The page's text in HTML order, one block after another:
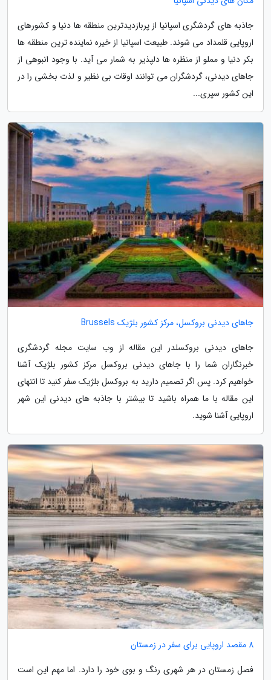
جاذبه های گردشگری اسپانیا از پربازدیدترین منطقه ها دنیا و کشورهای
اروپایی قلمداد می شوند. طبیعت اسپانیا از خیره نماینده ترین منطقه ها
بکر دنیا و مملو از منظره ها دلپذیر به شمار می آید. با وجود انبوهی از
جاهای دیدنی، گردشگران می توانند اوقات بی نظیر و لذت بخشی را در
این کشور سپری...
جاهای دیدنی بروکسل، مرکز کشور بلژیک Brussels
جاهای دیدنی بروکسلدر این مقاله از وب سایت مجله گردشگری
خبرنگاران شما را با جاهای دیدنی بروکسل مرکز کشور بلژیک آشنا
خواهیم کرد. پس اگر تصمیم دارید به بروکسل بلژیک سفر کنید تا انتهای
این مقاله با ما همراه باشید تا بیشتر با جاذبه های دیدنی این شهر
اروپایی آشنا شوید.
8 مقصد اروپایی برای سفر در زمستان
فصل زمستان در هر شهری رنگ و بوی خود را دارد. اما مهم این است